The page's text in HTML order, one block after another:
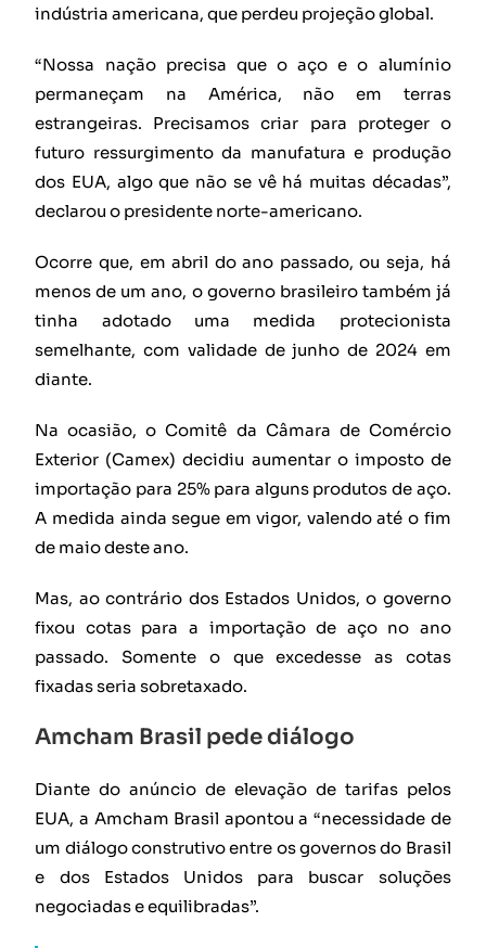
indústria americana, que perdeu projeção global.
“Nossa nação precisa que o aço e o alumínio
permaneçam na América, não em terras
estrangeiras. Precisamos criar para proteger o
futuro ressurgimento da manufatura e produção
dos EUA, algo que não se vê há muitas décadas”,
declarou o presidente norte-americano.
Ocorre que, em abril do ano passado, ou seja, há
menos de um ano, o governo brasileiro também já
tinha adotado uma medida protecionista
semelhante, com validade de junho de 2024 em
diante.
Na ocasião, o Comitê da Câmara de Comércio
Exterior (Camex) decidiu aumentar o imposto de
importação para 25% para alguns produtos de aço.
A medida ainda segue em vigor, valendo até o fim
de maio deste ano.
Mas, ao contrário dos Estados Unidos, o governo
fixou cotas para a importação de aço no ano
passado. Somente o que excedesse as cotas
fixadas seria sobretaxado.
Amcham Brasil pede diálogo
Diante do anúncio de elevação de tarifas pelos
EUA, a Amcham Brasil apontou a “necessidade de
um diálogo construtivo entre os governos do Brasil
e dos Estados Unidos para buscar soluções
negociadas e equilibradas”.